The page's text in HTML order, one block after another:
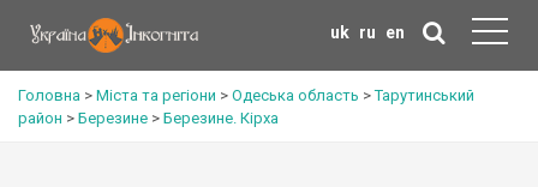
uk ru en
Головна > Міста та регіони > Одеська область >Тарутинський
район > Березине > Березине. Кірха